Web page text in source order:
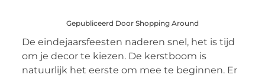
Gepubliceerd Door Shopping Around
De eindejaarsfeesten naderen snel, het is tijd
om je decor te kiezen. De kerstboom is
natuurlijk het eerste om mee te beginnen. Er